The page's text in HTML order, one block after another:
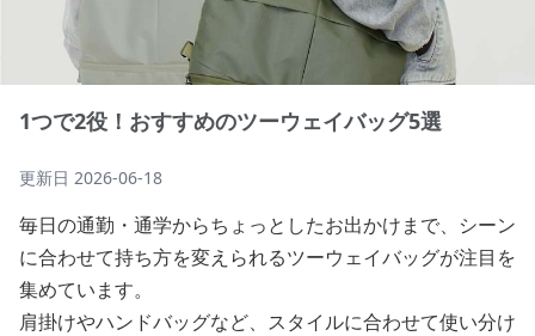
1つで2役！おすすめのツーウェイバッグ5選
更新日 2026-06-18
毎日の通勤・通学からちょっとしたお出かけまで、シーン
に合わせて持ち方を変えられるツーウェイバッグが注目を
集めています。
肩掛けやハンドバッグなど、スタイルに合わせて使い分け